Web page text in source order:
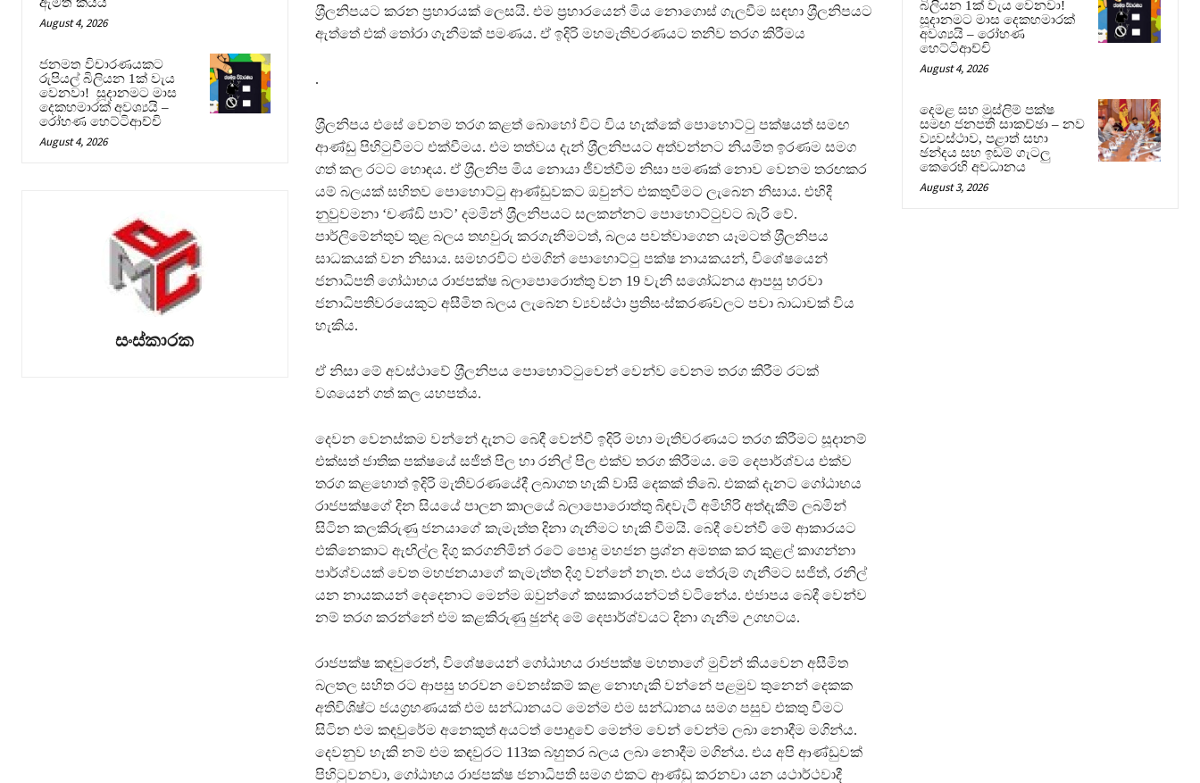
August 4, 2026
ජනමත විචාරණයකට
රුපියල් බිලියන 1ක් වැය
වෙනවා! සූදානමට මාස
දෙකහමාරක් අවශ්‍යයි –
රෝහණ හෙට්ටිආච්චි
August 4, 2026
සංස්කාරක
ශ‍්‍රීලනිපයට කරන ප‍්‍රහාරයක් ලෙසයි. එම ප‍්‍රහාරයෙන් මිය නොගොස් ගැලවීම සඳහා ශ‍්‍රීලනිපයට
ඇත්තේ එක් තෝරා ගැනීමක් පමණය. ඒ ඉදිරි මහමැතිවරණයට තනිව තරග කිරීමය
.
ශ‍්‍රීලනිපය එසේ වෙනම තරග කළත් බොහෝ විට විය හැක්කේ පොහොට්ටු පක්ෂයත් සමඟ
ආණ්ඩු පිහිටුවීමට එක්වීමය. එම තත්වය දැන් ශ‍්‍රීලනිපයට අත්වන්නට නියමිත ඉරණම සමග
ගත් කල රටට හොඳය. ඒ ශ‍්‍රීලනිප මිය නොයා ජීවත්වීම නිසා පමණක් නොව වෙනම තරඟකර
යම් බලයක් සහිතව පොහොට්ටු ආණ්ඩුවකට ඔවුන්ට එකතුවීමට ලැබෙන නිසාය. එහිදී
නුවුවමනා ‘චණ්ඩි පාට්’ දමමින් ශ‍්‍රීලනිපයට සලකන්නට පොහොට්ටුවට බැරි වේ.
පාර්ලිමේන්තුව තුළ බලය තහවුරු කරගැනීමටත්, බලය පවත්වාගෙන යෑමටත් ශ‍්‍රීලනිපය
සාධකයක් වන නිසාය. සමහරවිට එමගින් පොහොට්ටු පක්ෂ නායකයන්, විශේෂයෙන්
ජනාධිපති ගෝඨාභය රාජපක්ෂ බලාපොරොත්තු වන 19 වැනි සශෝධනය ආපසු හරවා
ජනාධිපතිවරයෙකුට අසීමිත බලය ලැබෙන ව්‍යවස්ථා ප‍්‍රතිසංස්කරණවලට පවා බාධාවක් විය
හැකිය.
ඒ නිසා මේ අවස්ථාවේ ශ‍්‍රීලනිපය පොහොට්ටුවෙන් වෙන්ව වෙනම තරග කිරීම රටක්
වශයෙන් ගත් කල යහපත්ය.
දෙවන වෙනස්කම වන්නේ දැනට බෙදී වෙන්වී ඉදිරි මහා මැතිවරණයට තරග කිරීමට සූදානම්
එක්සත් ජාතික පක්ෂයේ සජිත් පිල හා රනිල් පිල එක්ව තරග කිරීමය. මේ දෙපාර්ශ්වය එක්ව
තරග කළහොත් ඉදිරි මැතිවරණයේදී ලබාගත හැකි වාසි දෙකක් තිබේ. එකක් දැනට ගෝඨාභය
රාජපක්ෂගේ දින සියයේ පාලන කාලයේ බලාපොරොත්තු බිඳවැටී අමිහිරි අත්දැකීම් ලබමින්
සිටින කලකිරුණු ජනයාගේ කැමැත්ත දිනා ගැනීමට හැකි වීමයි. බෙදී වෙන්වී මේ ආකාරයට
එකිනෙකාට ඇඟිල්ල දිගු කරගනිමින් රටේ පොදු මහජන ප‍්‍රශ්න අමතක කර කුළල් කාගන්නා
පාර්ශ්වයක් වෙත මහජනයාගේ කැමැත්ත දිගු වන්නේ නැත. එය තේරුම් ගැනීමට සජිත්, රනිල්
යන නායකයන් දෙදෙනාට මෙන්ම ඔවුන්ගේ කසකාරයන්ටත් වටිනේය. එජාපය බෙදී වෙන්ව
නම් තරග කරන්නේ එම කළකිරුණු ඡුන්ද මේ දෙපාර්ශ්වයට දිනා ගැනීම උගහටය.
රාජපක්ෂ කඳවුරෙන්, විශේෂයෙන් ගෝඨාභය රාජපක්ෂ මහතාගේ මුවින් කියවෙන අසීමිත
බලතල සහිත රට ආපසු හරවන වෙනස්කම් කළ නොහැකි වන්නේ පළමුව තුනෙන් දෙකක
අතිවිශිෂ්ට ජයග‍්‍රහණයක් එම සන්ධානයට මෙන්ම එම සන්ධානය සමග පසුව එකතු වීමට
සිටින එම කඳවුරේම අනෙකුත් අයටත් පොදුවේ මෙන්ම වෙන් වෙන්ම ලබා නොදීම මගින්ය.
දෙවනුව හැකි නම් එම කඳවුරට 113ක බහුතර බලය ලබා නොදීම මගින්ය. එය අපි ආණ්ඩුවක්
පිහිටුවනවා, ගෝඨාභය රාජපක්ෂ ජනාධිපති සමග එකට ආණ්ඩු කරනවා යන යථාර්ථවාදී
බිලියන 1ක් වැය වෙනවා!
සූදානමට මාස දෙකහමාරක්
අවශ්‍යයි – රෝහණ
හෙට්ටිආච්චි
August 4, 2026
දෙමළ සහ මුස්ලිම් පක්ෂ
සමඟ ජනපති සාකච්ඡා – නව
ව්‍යවස්ථාව, පළාත් සභා
ඡන්දය සහ ඉඩම් ගැටලු
කෙරෙහි අවධානය
August 3, 2026